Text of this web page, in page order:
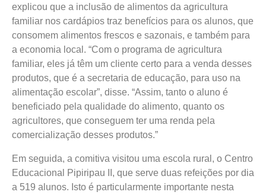
explicou que a inclusão de alimentos da agricultura
familiar nos cardápios traz benefícios para os alunos, que
consomem alimentos frescos e sazonais, e também para
a economia local. “Com o programa de agricultura
familiar, eles já têm um cliente certo para a venda desses
produtos, que é a secretaria de educação, para uso na
alimentação escolar”, disse. “Assim, tanto o aluno é
beneficiado pela qualidade do alimento, quanto os
agricultores, que conseguem ter uma renda pela
comercialização desses produtos.”
Em seguida, a comitiva visitou uma escola rural, o Centro
Educacional Pipiripau II, que serve duas refeições por dia
a 519 alunos. Isto é particularmente importante nesta